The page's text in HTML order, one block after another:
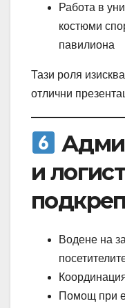
Работа в
костюми
павилиона
Тази роля
отлични
и
Водене на
Помощ при